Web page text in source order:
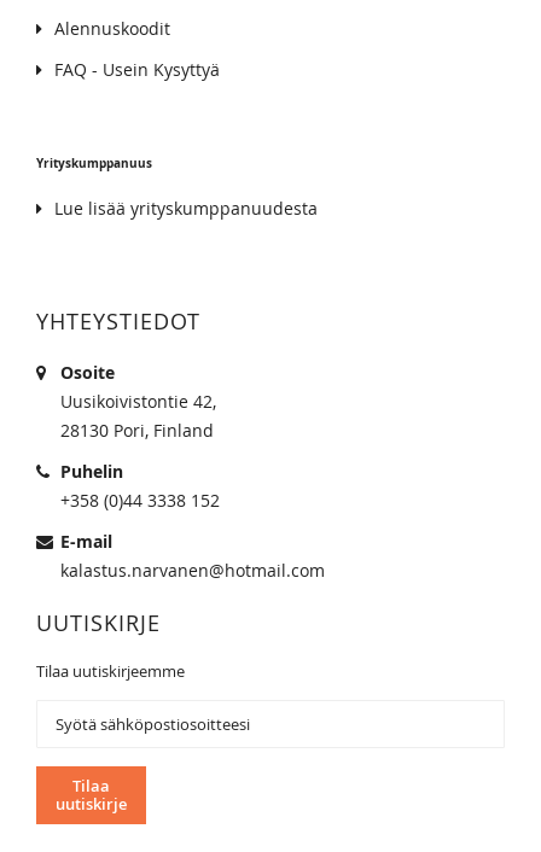
Alennuskoodit
FAQ - Usein Kysyttyä
Yrityskumppanuus
Lue lisää yrityskumppanuudesta
YHTEYSTIEDOT
Osoite
Uusikoivistontie 42,
28130 Pori, Finland
Puhelin
+358 (0)44 3338 152
E-mail
kalastus.narvanen@hotmail.com
UUTISKIRJE
Tilaa uutiskirjeemme
uutiskirjeemme:
Tilaa
uutiskirje